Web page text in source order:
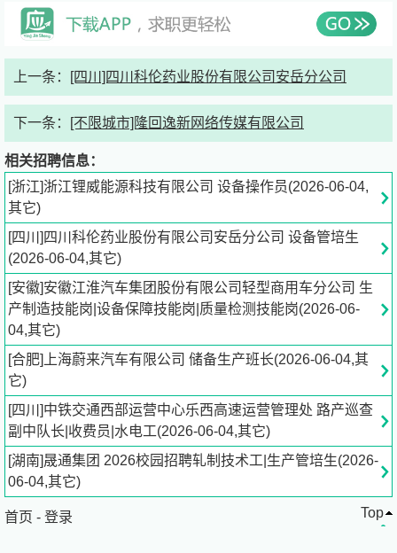
备维修、电机/电控测试设备维保
? 冲压车间：冲压操作工、模具维修工、冲压质检、激光切
割工
? 焊装车间：车身焊工（点焊/二保焊/激光焊）、焊接机器
人运维、焊装质检、夹具调试工
? 涂装车间：喷涂工（底漆/面漆/清漆）、电泳工、涂装机
器人运维、打磨工、涂装质检
? 总装车间：整车装调工、内饰装配、底盘装配、电气装
配、新能源高压装配、EOL检测工
质量检测技能岗（全流程）
? 来料质检IQC：零部件检验、尺寸检测、材料理化检测
? 过程质检IPQC：冲压/焊装/涂装/总装过程巡检、在线尺寸
检测、三电零部件检测
? 出厂质检FQC/OQC：整车下线检测、路试员、新能源高
压安全检测、电池/电机性能检测
上一条： [四川]四川科伦药业股份有限公司安岳分公司
下一条： [不限城市]隆回逸新网络传媒有限公司
相关招聘信息：
[浙江]浙江锂威能源科技有限公司 设备操作员(2026-06-04,
其它)
[四川]四川科伦药业股份有限公司安岳分公司 设备管培生
(2026-06-04,其它)
[安徽]安徽江淮汽车集团股份有限公司轻型商用车分公司 生
产制造技能岗|设备保障技能岗|质量检测技能岗(2026-06-
04,其它)
[合肥]上海蔚来汽车有限公司 储备生产班长(2026-06-04,其
它)
[四川]中铁交通西部运营中心乐西高速运营管理处 路产巡查
副中队长|收费员|水电工(2026-06-04,其它)
[湖南]晟通集团 2026校园招聘轧制技术工|生产管培生(2026-
06-04,其它)
首页 - 登录 Top